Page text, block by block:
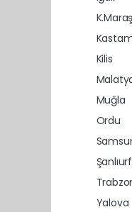
K.Maraş
Kilis
Muğla
Ordu
Yalova